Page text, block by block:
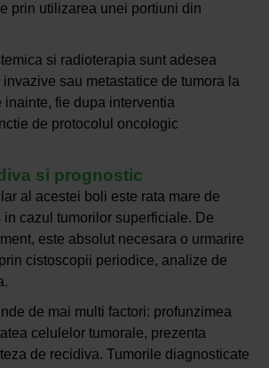
prin utilizarea unei portiuni din
si radioterapia sunt adesea
sau metastatice de tumora la
inainte, fie dupa interventia
de protocolul oncologic
si prognostic
al acestei boli este rata mare de
cazul tumorilor superficiale. De
este absolut necesara o urmarire
cistoscopii periodice, analize de
de mai multi factori: profunzimea
celulelor tumorale, prezenta
de recidiva. Tumorile diagnosticate